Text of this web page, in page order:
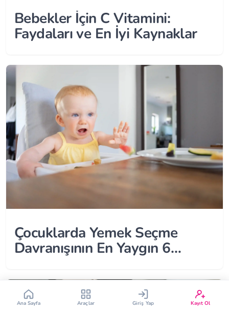
Bebekler İçin C Vitamini:
Faydaları ve En İyi Kaynaklar
Çocuklarda Yemek Seçme
Davranışının En Yaygın 6
Çin Takvimi Bebek İsim Bulucu
Vücut Kitle Endeksi Gebelik Hesaplama
Ana Sayfa Araçlar Giriş Yap Kayıt Ol